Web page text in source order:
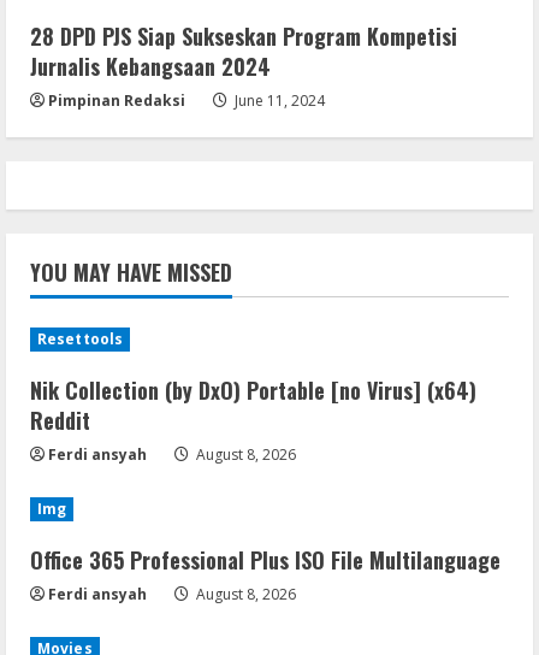
5
Cracked x86-x64 [no Virus]
August 8, 2026
28 DPD PJS Siap Sukseskan Program Kompetisi
Jurnalis Kebangsaan 2024
Pimpinan Redaksi June 11, 2024
YOU MAY HAVE MISSED
Resettools
Nik Collection (by DxO) Portable [no Virus] (x64)
Reddit
Ferdi ansyah August 8, 2026
Img
Office 365 Professional Plus ISO File Multilanguage
Ferdi ansyah August 8, 2026
Movies